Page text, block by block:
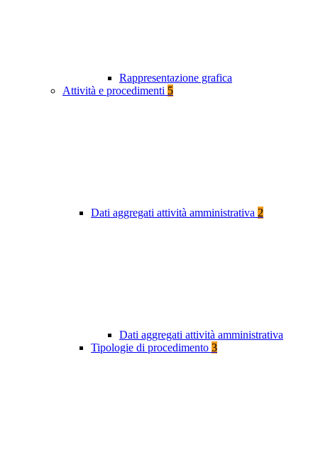
Rappresentazione grafica
Attività e procedimenti 5
Dati aggregati attività amministrativa 2
Dati aggregati attività amministrativa
Tipologie di procedimento 3